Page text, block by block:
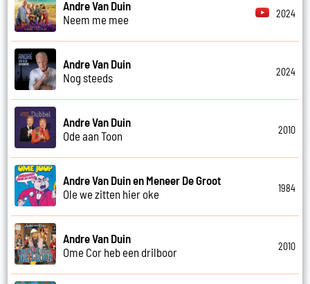
Andre Van Duin
Neem me mee
2024
Andre Van Duin
Nog steeds
2024
Andre Van Duin
Ode aan Toon
2010
Andre Van Duin en Meneer De Groot
Ole we zitten hier oke
1984
Andre Van Duin
Ome Cor heb een drilboor
2010